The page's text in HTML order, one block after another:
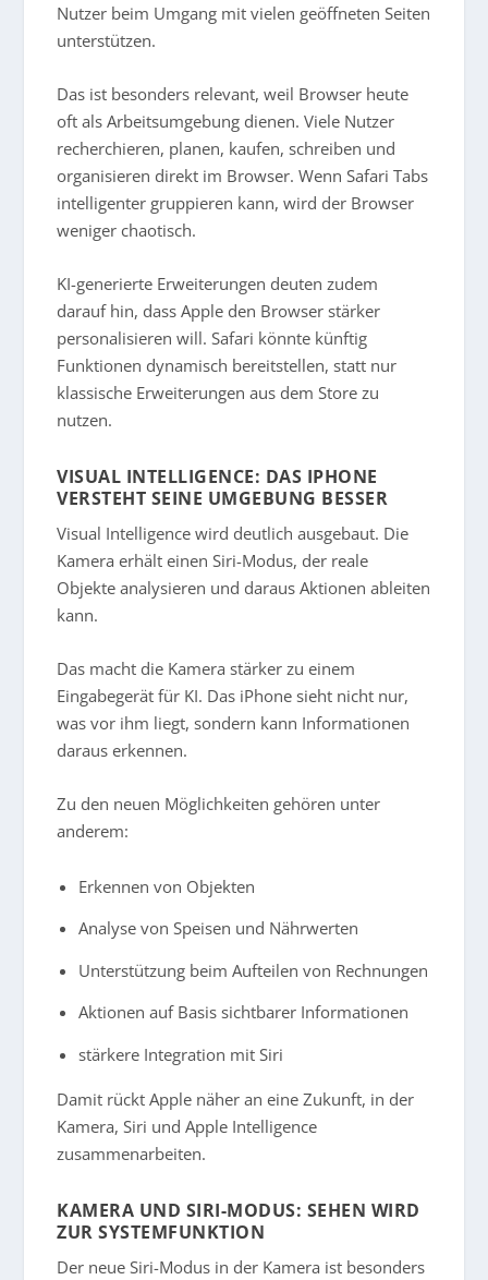
Nutzer beim Umgang mit vielen geöffneten Seiten
unterstützen.
Das ist besonders relevant, weil Browser heute
oft als Arbeitsumgebung dienen. Viele Nutzer
recherchieren, planen, kaufen, schreiben und
organisieren direkt im Browser. Wenn Safari Tabs
intelligenter gruppieren kann, wird der Browser
weniger chaotisch.
KI-generierte Erweiterungen deuten zudem
darauf hin, dass Apple den Browser stärker
personalisieren will. Safari könnte künftig
Funktionen dynamisch bereitstellen, statt nur
klassische Erweiterungen aus dem Store zu
nutzen.
VISUAL INTELLIGENCE: DAS IPHONE
VERSTEHT SEINE UMGEBUNG BESSER
Visual Intelligence wird deutlich ausgebaut. Die
Kamera erhält einen Siri-Modus, der reale
Objekte analysieren und daraus Aktionen ableiten
kann.
Das macht die Kamera stärker zu einem
Eingabegerät für KI. Das iPhone sieht nicht nur,
was vor ihm liegt, sondern kann Informationen
daraus erkennen.
Zu den neuen Möglichkeiten gehören unter
anderem:
Erkennen von Objekten
Analyse von Speisen und Nährwerten
Unterstützung beim Aufteilen von Rechnungen
Aktionen auf Basis sichtbarer Informationen
stärkere Integration mit Siri
Damit rückt Apple näher an eine Zukunft, in der
Kamera, Siri und Apple Intelligence
zusammenarbeiten.
KAMERA UND SIRI-MODUS: SEHEN WIRD
ZUR SYSTEMFUNKTION
Der neue Siri-Modus in der Kamera ist besonders